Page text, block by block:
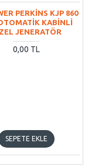
PERKİNS KJP 860
KABİNLİ
JENERATÖR
0,00 TL
SEPETE EKLE